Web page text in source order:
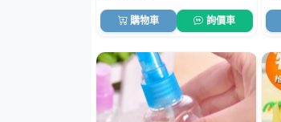
購物車 詢價車